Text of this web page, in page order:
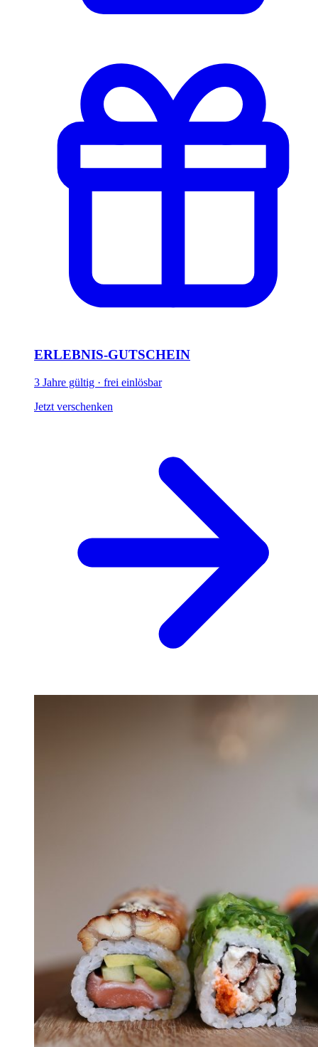
ERLEBNIS-GUTSCHEIN
3 Jahre gültig · frei einlösbar
Jetzt verschenken